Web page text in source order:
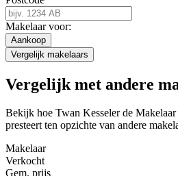
Makelaar voor:
Aankoop
Vergelijk makelaars
Vergelijk met andere
Bekijk hoe Twan Kesseler de
presteert ten opzichte van andere
Makelaar
Verkocht
Gem. prijs